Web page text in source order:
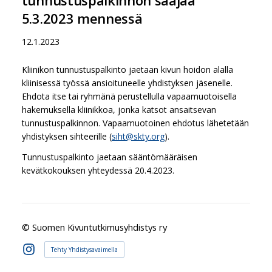
5.3.2023 mennessä
12.1.2023
Kliinikon tunnustuspalkinto jaetaan kivun hoidon alalla
kliinisessä työssä ansioituneelle yhdistyksen jäsenelle.
Ehdota itse tai ryhmänä perustellulla vapaamuotoisella
hakemuksella kliinikkoa, jonka katsot ansaitsevan
tunnustuspalkinnon. Vapaamuotoinen ehdotus lähetetään
yhdistyksen sihteerille (siht@skty.org).
Tunnustuspalkinto jaetaan sääntömääräisen
kevätkokouksen yhteydessä 20.4.2023.
© Suomen Kivuntutkimusyhdistys ry
Instagram
Tehty Yhdistysavaimella